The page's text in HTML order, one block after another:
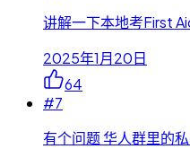
讲解一下本地考First
2025年1月20日
64
#7
有个问题 华人群里的